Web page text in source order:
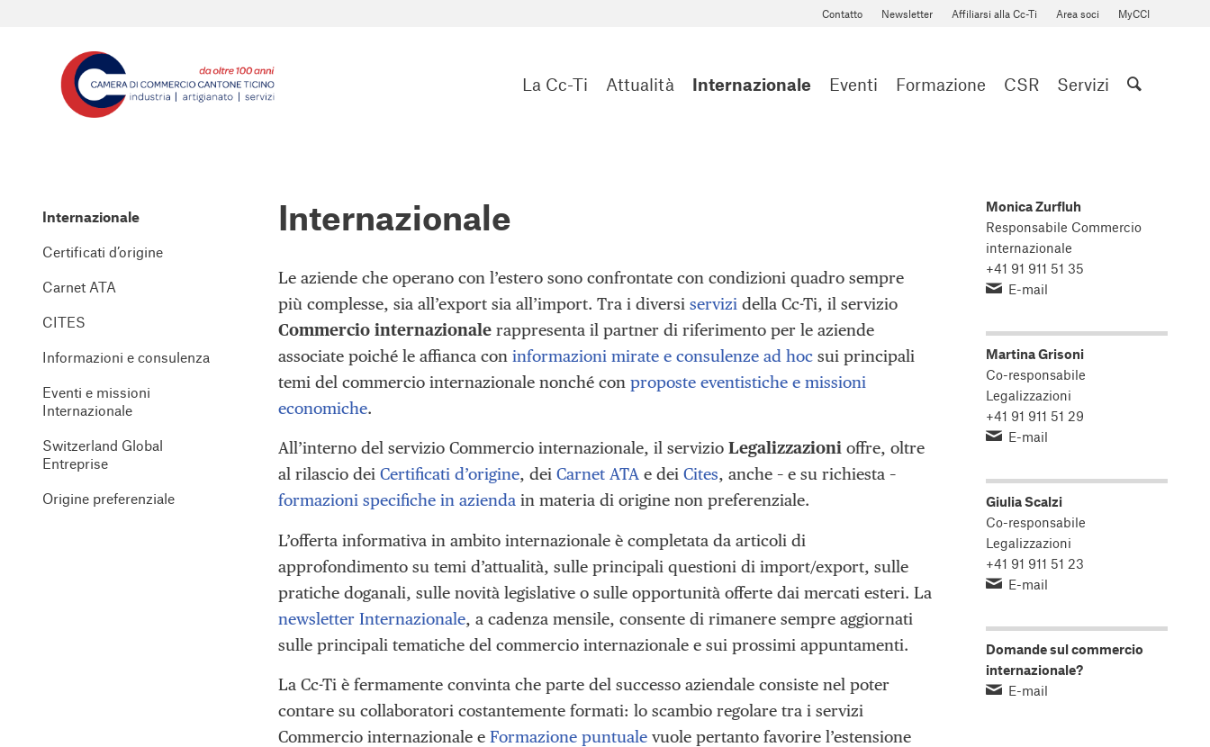
Contatto Newsletter Affiliarsi alla Cc-Ti Area soci MyCCI
La Cc-Ti Attualità Internazionale Eventi Formazione CSR Servizi
Internazionale
Certificati d’origine
Carnet ATA
CITES
Informazioni e consulenza
Eventi e missioni
Internazionale
Switzerland Global
Entreprise
Origine preferenziale
Internazionale
Le aziende che operano con l’estero sono confrontate con condizioni quadro sempre
più complesse, sia all’export sia all’import. Tra i diversi servizi della Cc-Ti, il servizio
Commercio internazionale rappresenta il partner di riferimento per le aziende
associate poiché le affianca con informazioni mirate e consulenze ad hoc sui principali
temi del commercio internazionale nonché con proposte eventistiche e missioni
economiche.
All’interno del servizio Commercio internazionale, il servizio Legalizzazioni offre, oltre
al rilascio dei Certificati d’origine, dei Carnet ATA e dei Cites, anche – e su richiesta –
formazioni specifiche in azienda in materia di origine non preferenziale.
L’offerta informativa in ambito internazionale è completata da articoli di
approfondimento su temi d’attualità, sulle principali questioni di import/export, sulle
pratiche doganali, sulle novità legislative o sulle opportunità offerte dai mercati esteri. La
newsletter Internazionale, a cadenza mensile, consente di rimanere sempre aggiornati
sulle principali tematiche del commercio internazionale e sui prossimi appuntamenti.
La Cc-Ti è fermamente convinta che parte del successo aziendale consiste nel poter
contare su collaboratori costantemente formati: lo scambio regolare tra i servizi
Commercio internazionale e Formazione puntuale vuole pertanto favorire l’estensione
Monica Zurfluh
Responsabile Commercio
internazionale
+41 91 911 51 35
E-mail
Martina Grisoni
Co-responsabile
Legalizzazioni
+41 91 911 51 29
E-mail
Giulia Scalzi
Co-responsabile
Legalizzazioni
+41 91 911 51 23
E-mail
Domande sul commercio
internazionale?
E-mail